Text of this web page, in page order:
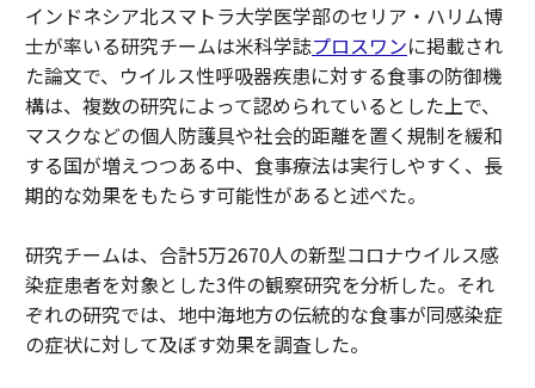
インドネシア北スマトラ大学医学部のセリア・ハリム博
士が率いる研究チームは米科学誌プロスワンに掲載され
た論文で、ウイルス性呼吸器疾患に対する食事の防御機
構は、複数の研究によって認められているとした上で、
マスクなどの個人防護具や社会的距離を置く規制を緩和
する国が増えつつある中、食事療法は実行しやすく、長
期的な効果をもたらす可能性があると述べた。
研究チームは、合計5万2670人の新型コロナウイルス感
染症患者を対象とした3件の観察研究を分析した。それ
ぞれの研究では、地中海地方の伝統的な食事が同感染症
の症状に対して及ぼす効果を調査した。